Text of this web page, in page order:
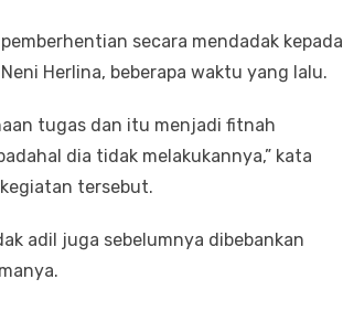
secara mendadak kepada
Herlina, beberapa waktu yang lalu.
tugas dan itu menjadi fitnah
dia tidak melakukannya,” kata
tersebut.
adil juga sebelumnya dibebankan